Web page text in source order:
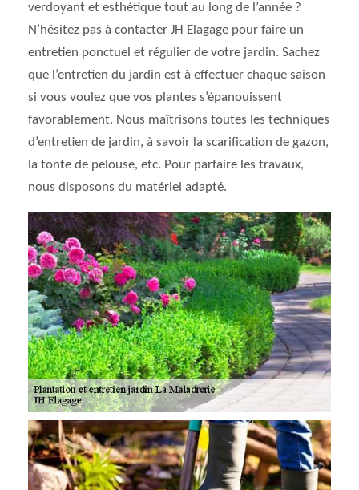
verdoyant et esthétique tout au long de l’année ?
N’hésitez pas à contacter JH Elagage pour faire un
entretien ponctuel et régulier de votre jardin. Sachez
que l’entretien du jardin est à effectuer chaque saison
si vous voulez que vos plantes s’épanouissent
favorablement. Nous maîtrisons toutes les techniques
d’entretien de jardin, à savoir la scarification de gazon,
la tonte de pelouse, etc. Pour parfaire les travaux,
nous disposons du matériel adapté.